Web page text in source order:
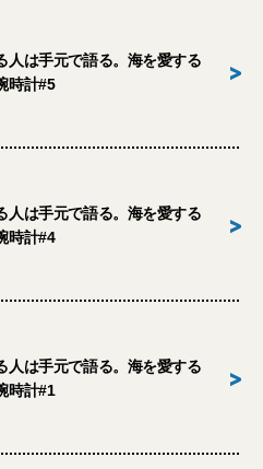
人は手元で語る。海を愛する
時計#5
>
人は手元で語る。海を愛する
時計#4
>
人は手元で語る。海を愛する
時計#1
>